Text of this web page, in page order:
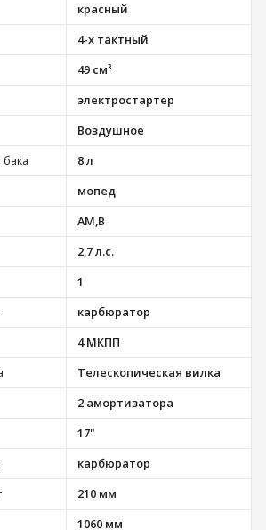
красный
4-х тактный
49 см³
электростартер
Воздушное
8 л
мопед
АМ,В
2,7 л.с.
1
карбюратор
4 МКПП
Телескопическая вилка
2 амортизатора
17"
карбюратор
210 мм
1060 мм